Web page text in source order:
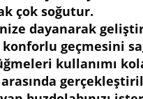
çok soğutur.
dayanarak
geçmesini
kullanımı